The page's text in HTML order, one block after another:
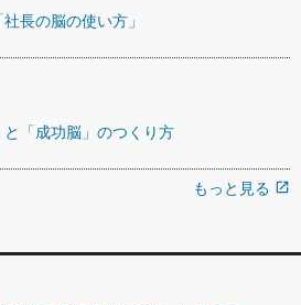
長の脳の使い方」
と「成功脳」のつくり方
もっと見る open_in_new